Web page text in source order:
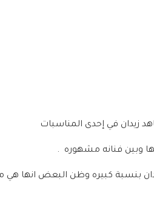
زيدان في إحدى المناسبات
وبين فنانه مشهوره .
بنسبة كبيره وظن البعض انها هي